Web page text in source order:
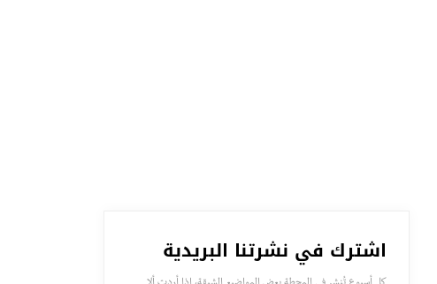
اشترك في نشرتنا البريدية